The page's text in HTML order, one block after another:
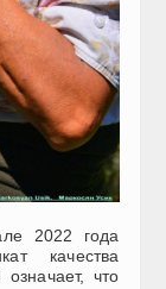
2022 года
качества
что